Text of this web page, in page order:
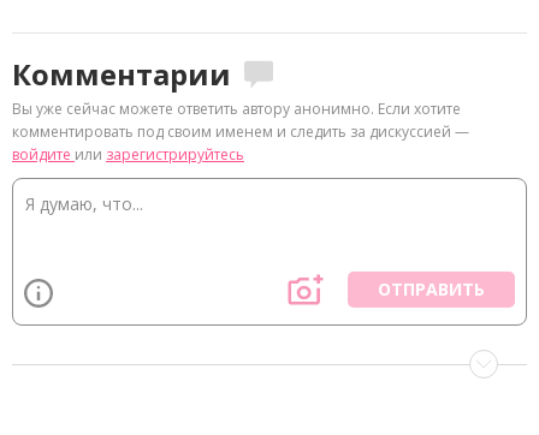
Комментарии
Вы уже сейчас можете ответить автору анонимно. Если хотите
комментировать под своим именем и следить за дискуссией —
войдите или зарегистрируйтесь
ОТПРАВИТЬ